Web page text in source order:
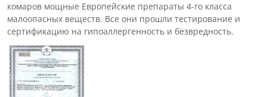
комаров мощные Европейские препараты 4-го класса
малоопасных веществ. Все они прошли тестирование и
сертификацию на гипоаллергенность и безвредность.